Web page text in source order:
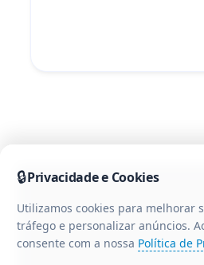
🔒Privacidade e Cookies
Utilizamos cookies para melhorar
tráfego e personalizar anúncios.
consente com a nossa Política de